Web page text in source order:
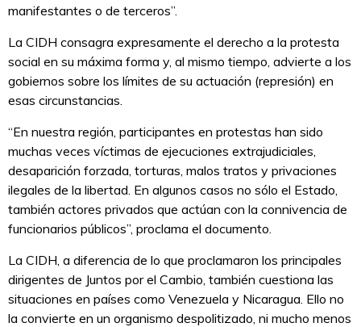
manifestantes o de terceros”.
La CIDH consagra expresamente el derecho a la protesta
social en su máxima forma y, al mismo tiempo, advierte a los
gobiernos sobre los límites de su actuación (represión) en
esas circunstancias.
“En nuestra región, participantes en protestas han sido
muchas veces víctimas de ejecuciones extrajudiciales,
desaparición forzada, torturas, malos tratos y privaciones
ilegales de la libertad. En algunos casos no sólo el Estado,
también actores privados que actúan con la connivencia de
funcionarios públicos”, proclama el documento.
La CIDH, a diferencia de lo que proclamaron los principales
dirigentes de Juntos por el Cambio, también cuestiona las
situaciones en países como Venezuela y Nicaragua. Ello no
la convierte en un organismo despolitizado, ni mucho menos